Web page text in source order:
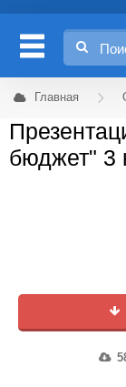
Главная
бюджет" 3